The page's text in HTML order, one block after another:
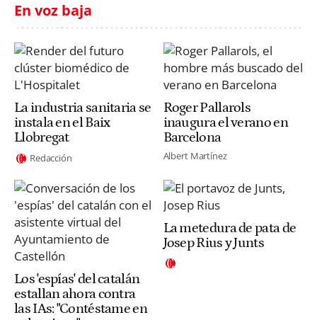
En voz baja
La industria sanitaria se
instala en el Baix
Llobregat
Redacción
Roger Pallarols
inaugura el verano en
Barcelona
Albert Martínez
Los 'espías' del catalán
estallan ahora contra
las IAs: "Contéstame en
La metedura de pata de
Josep Rius y Junts